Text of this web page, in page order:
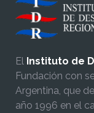
El Instituto de
Fundación con
Argentina, que
año 1996 en el